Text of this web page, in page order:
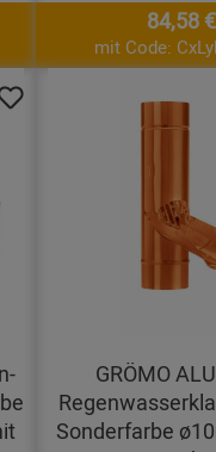
84,58 €
mit Code:
GRÖMO
Sonderfarbe